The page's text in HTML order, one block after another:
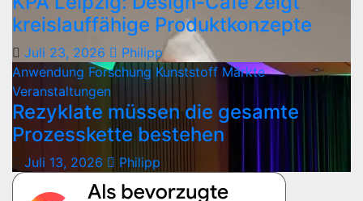
kreislauffähige Produktkonzepte
Juli 23, 2026
Philipp
Anwendung Forschung Kunststoff Märkte
Veranstaltungen
Rezyklate müssen die gesamte
Prozesskette bestehen
Juli 13, 2026 Philipp